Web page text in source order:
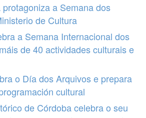
a Semana dos
de Cultura
a Semana Internacional dos
de 40 actividades culturais e
o Día dos Arquivos e prepara
cultural
de Córdoba celebra o seu